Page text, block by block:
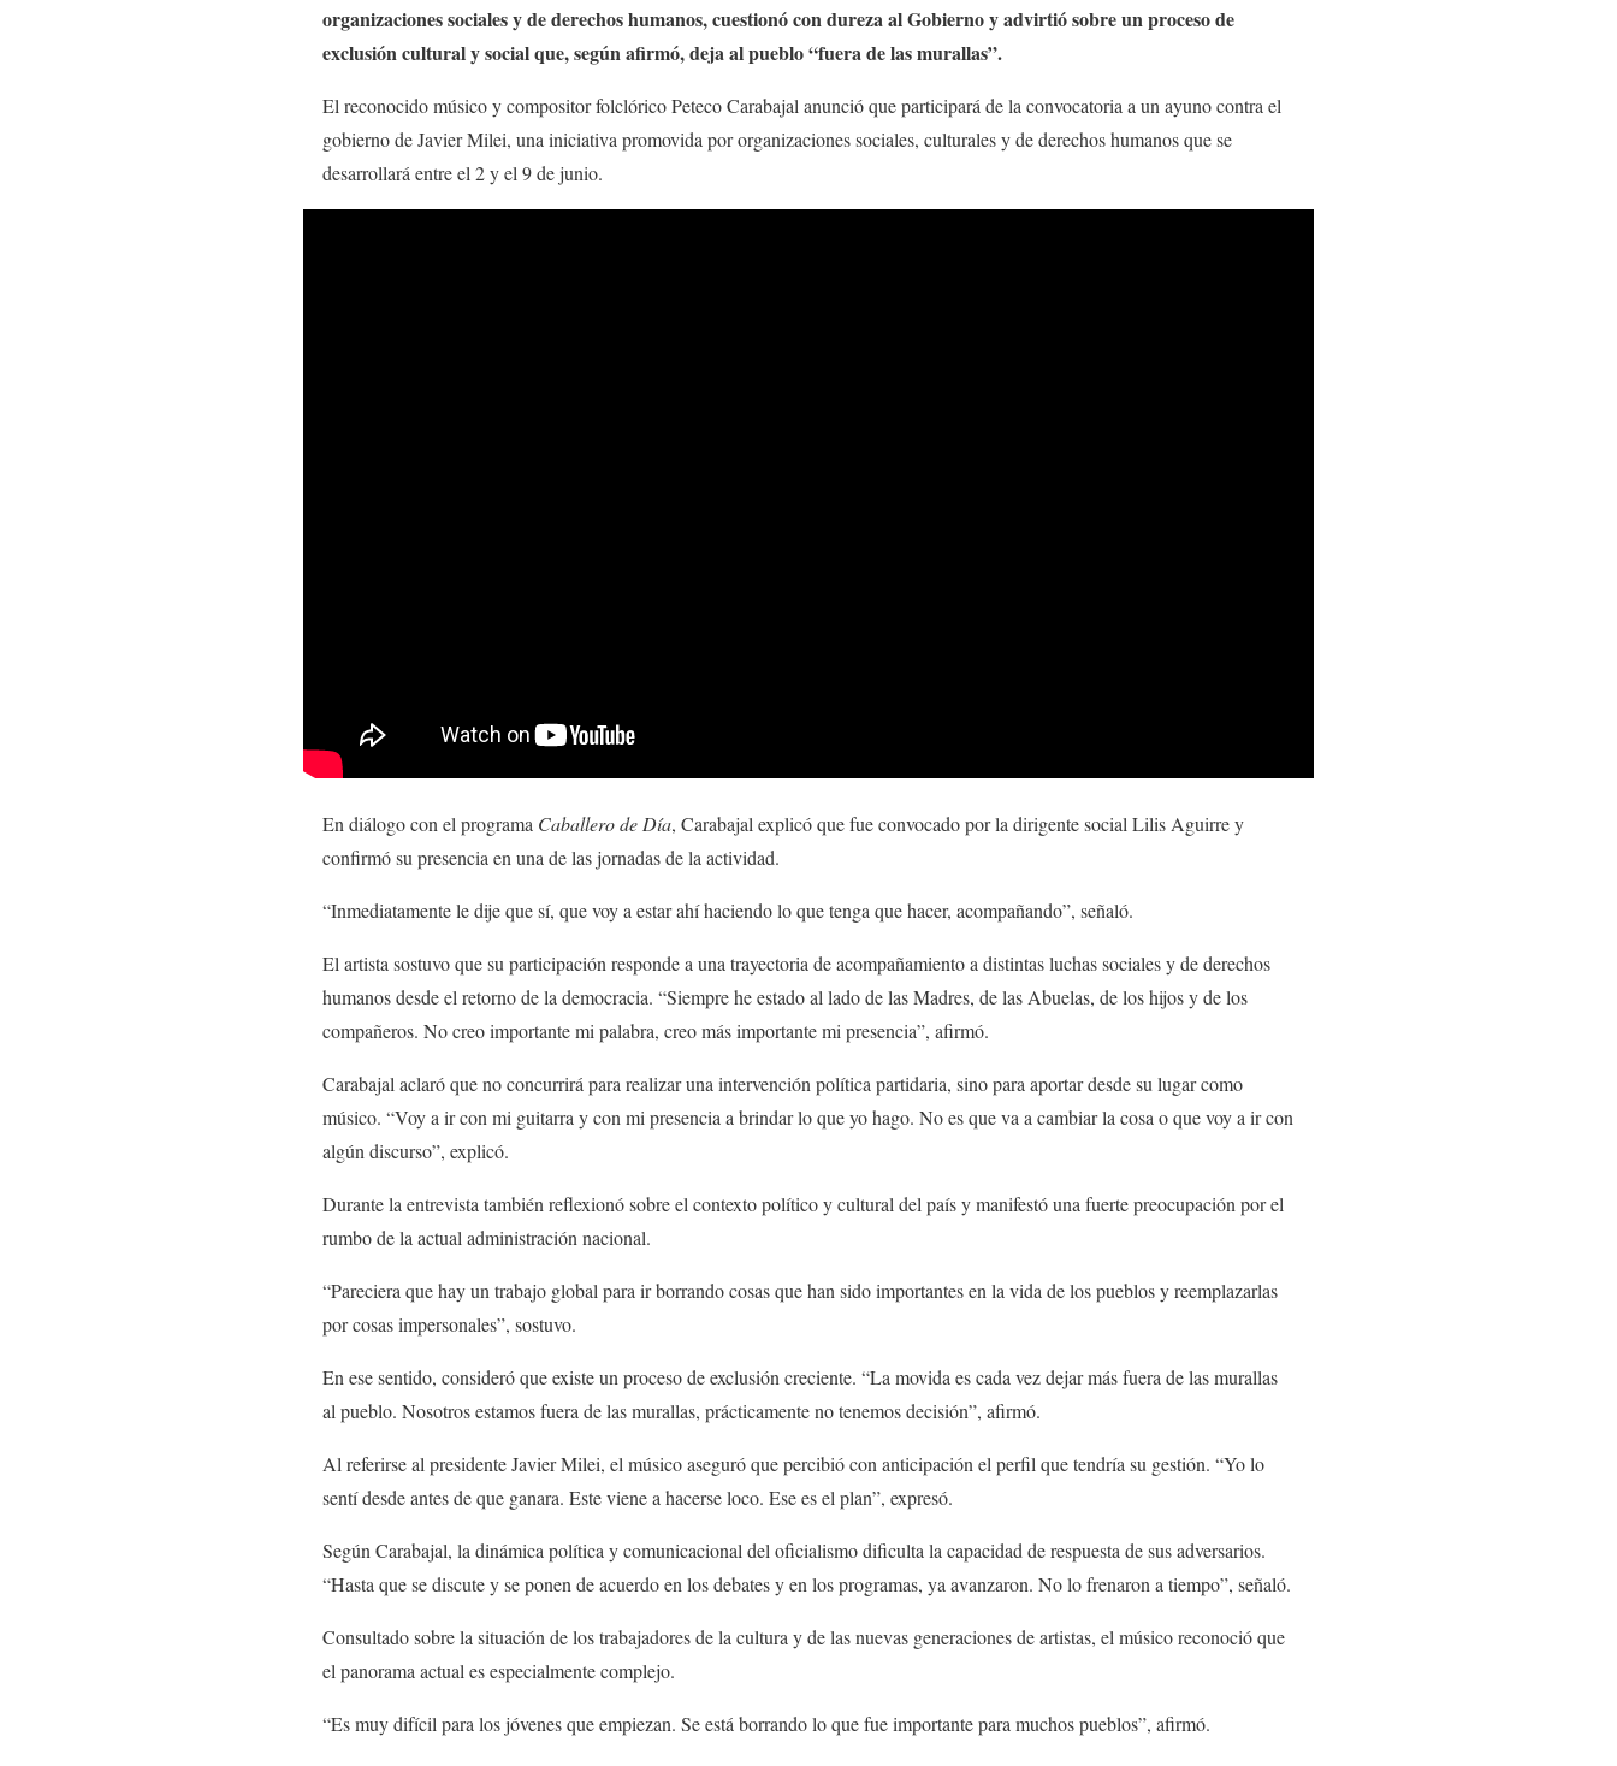
organizaciones sociales y de derechos humanos, cuestionó con dureza al Gobiernoy advirtió sobre un proceso de
exclusión cultural y social que, según afirmó, deja al pueblo “fuera de las murallas”.
El reconocido músico y compositor folclórico Peteco Carabajal anunció que participará de la convocatoria a un ayuno contra el
gobierno de Javier Milei, una iniciativa promovida por organizaciones sociales, culturales y de derechos humanos que se
desarrollará entre el 2 y el 9 de junio.
En diálogo con el programa Caballero de Día, Carabajal explicó que fue convocado por la dirigente social Lilis Aguirre y
confirmó su presencia en una de las jornadas de la actividad.
“Inmediatamente le dije que sí, que voy a estar ahí haciendo lo que tenga que hacer, acompañando”, señaló.
El artista sostuvo que su participación responde a una trayectoria de acompañamiento a distintas luchas sociales y de derechos
humanos desde el retorno de la democracia. “Siempre he estado al lado de las Madres, de las Abuelas, de los hijos y de los
compañeros. No creo importante mi palabra, creo más importante mi presencia”, afirmó.
Carabajal aclaró que no concurrirá para realizar una intervención política partidaria, sino para aportar desde su lugar como
músico. “Voy a ir con mi guitarra y con mi presencia a brindar lo que yo hago. No es que va a cambiar la cosa o que voy a ir con
algún discurso”, explicó.
Durante la entrevista también reflexionó sobre el contexto político y cultural del país y manifestó una fuerte preocupación por el
rumbo de la actual administración nacional.
“Pareciera que hay un trabajo global para ir borrando cosas que han sido importantes en la vida de los pueblos y reemplazarlas
por cosas impersonales”, sostuvo.
En ese sentido, consideró que existe un proceso de exclusión creciente. “La movida es cada vez dejar más fuera de las murallas
al pueblo. Nosotros estamos fuera de las murallas, prácticamente no tenemos decisión”, afirmó.
Al referirse al presidente Javier Milei, el músico aseguró que percibió con anticipación el perfil que tendría su gestión. “Yo lo
sentí desde antes de que ganara. Este viene a hacerse loco. Ese es el plan”, expresó.
Según Carabajal, la dinámica política y comunicacional del oficialismo dificulta la capacidad de respuesta de sus adversarios.
“Hasta que se discute y se ponen de acuerdo en los debates y en los programas, ya avanzaron. No lo frenaron a tiempo”, señaló.
Consultado sobre la situación de los trabajadores de la cultura y de las nuevas generaciones de artistas, el músico reconoció que
el panorama actual es especialmente complejo.
“Es muy difícil para los jóvenes que empiezan. Se está borrando lo que fue importante para muchos pueblos”, afirmó.